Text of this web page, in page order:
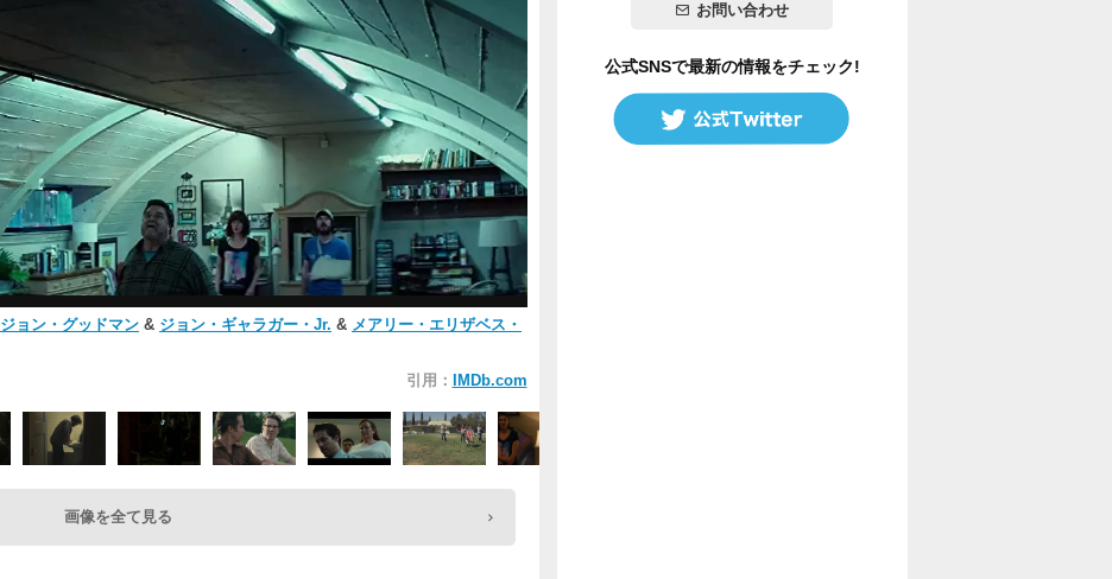
ジョン・グッドマン & ジョン・ギャラガー・Jr. & メアリー・エリザベス・
引用： IMDb.com
画像を全て見る
お問い合わせ
公式SNSで最新の情報をチェック!